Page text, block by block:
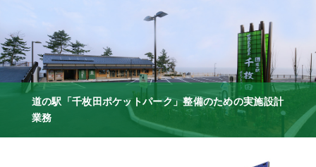
道の駅「千枚田ポケットパーク」整備のための実施設計
業務